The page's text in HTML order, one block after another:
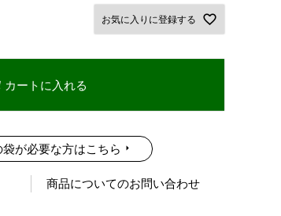
お気に入りに登録する
カートに入れる
が必要な方はこちら
商品についてのお問い合わせ